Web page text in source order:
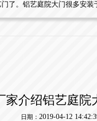
了。铝艺庭院大门很多安装
家介绍铝艺庭
日期： 2019-04-12